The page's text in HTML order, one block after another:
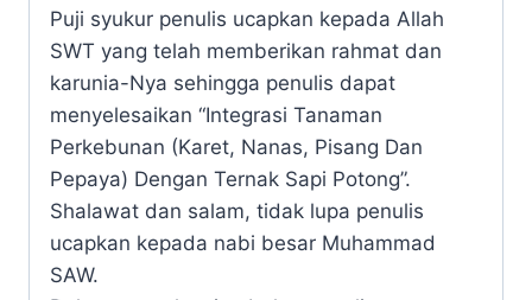
Puji syukur penulis ucapkan kepada Allah
SWT yang telah memberikan rahmat dan
karunia-Nya sehingga penulis dapat
menyelesaikan “Integrasi Tanaman
Perkebunan (Karet, Nanas, Pisang Dan
Pepaya) Dengan Ternak Sapi Potong”.
Shalawat dan salam, tidak lupa penulis
ucapkan kepada nabi besar Muhammad
SAW.